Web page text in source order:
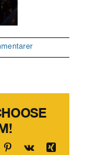
Pinterest
Vk
Xing